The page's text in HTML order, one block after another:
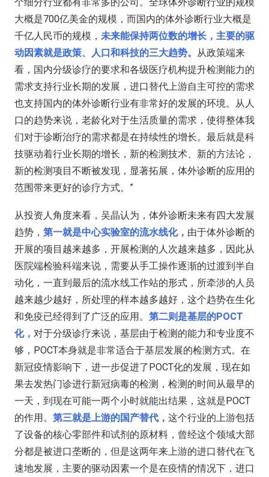
大概是700亿美金的规模，而国内的体外诊断行业大概是
千亿人民币的规模， 未来能保持两位数的增长，主要的驱
动因素就是政策、人口和科技的三大趋势。
从政策端来
看，国内分级诊疗的要求和各级医疗机构提升检测能力的
需求支持行业长期的发展，进口替代上游自主可控的需求
也支持国内的体外诊断行业有非常好的发展的环境。从人
口的趋势来说，老龄化对于生活质量的需求，使得整体我
们对于诊断治疗的需求都是在持续性的增长。最后就是科
技驱动着行业长期的增长，新的检测技术、新的方法论，
新的检测项目不断被发现，显著拓展，体外诊断的应用的
范围带来更好的诊疗方式。”
从投资人角度来看，吴晶认为，体外诊断未来有四大发展
趋势， 第一就是中心实验室的流水线化， 由于体外诊断的
开展的项目越来越多，开展检测的人次越来越多，因此从
医院端检验科端来说，需要从手工操作逐渐的过渡到半自
动化，一直到最后的流水线工作站的形式，所牵涉的人员
越来越少越好，所处理的样本越多越好，这个趋势在生化
和免疫已经得到了广泛的应用。 第二则是基层的POCT
化， 对于分级诊疗来说，基层由于检测的能力和专业度不
够，POCT本身就是非常适合于基层发展的检测方式。在
新冠疫情影响下，进一步促进了POCT化的发展，现在如
果去发热门诊进行新冠病毒的检测，检测的时间从最早的
一天，到现在可能一两个小时就能出结果，这就是POCT
的作用。 第三就是上游的国产替代， 这个行业的上游包括
了设备的核心零部件和试剂的原材料，曾经这个领域大部
分都是被进口垄断的，但是这两年来上游的进口替代在飞
速地发展，主要的驱动因素一个是在疫情的情况下，进口